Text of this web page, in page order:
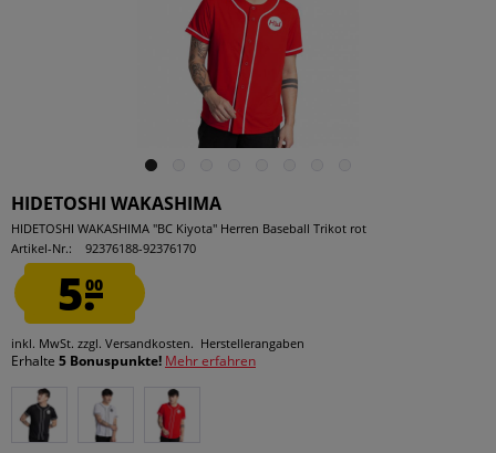
HIDETOSHI WAKASHIMA
HIDETOSHI WAKASHIMA "BC Kiyota" Herren Baseball Trikot rot
Artikel-Nr.:
92376188-92376170
5.00
inkl. MwSt. zzgl. Versandkosten. Herstellerangaben
Erhalte 5 Bonuspunkte! Mehr erfahren